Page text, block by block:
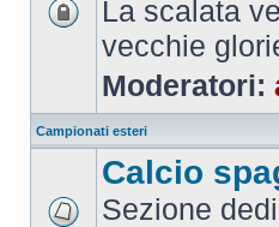
La scalata
vecchie
Moderatori:
Campionati esteri
Calcio
Sezione